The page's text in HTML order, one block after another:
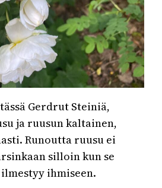
Gerdrut Steiniä,
ja ruusun kaltainen,
Runoutta ruusu ei
silloin kun se
ihmiseen.